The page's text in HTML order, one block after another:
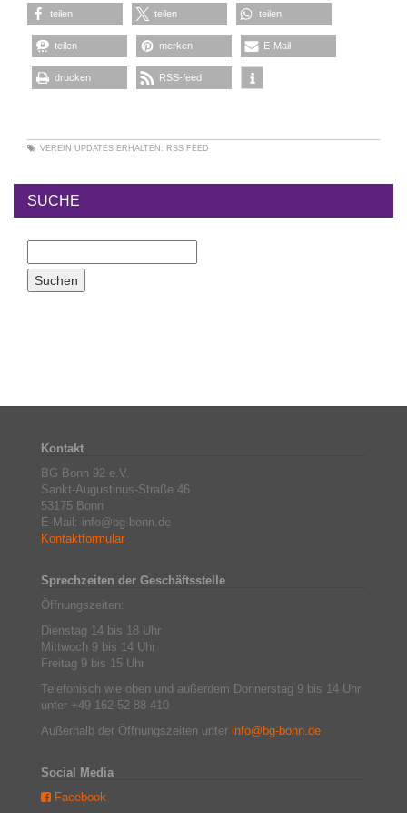
teilen teilen teilen
teilen merken E-Mail
drucken RSS-feed
VEREIN UPDATES ERHALTEN: RSS FEED
SUCHE
Kontakt
BG Bonn 92 e.V.
Sankt-Augustinus-Straße 46
53175 Bonn
E-Mail: info@bg-bonn.de
Kontaktformular
Sprechzeiten der Geschäftsstelle
Öffnungszeiten:
Dienstag 14 bis 18 Uhr
Mittwoch 9 bis 14 Uhr
Freitag 9 bis 15 Uhr
Telefonisch wie oben und außerdem Donnerstag 9 bis 14 Uhr
unter +49 162 52 88 410
Außerhalb der Öffnungszeiten unter info@bg-bonn.de
Social Media
Facebook